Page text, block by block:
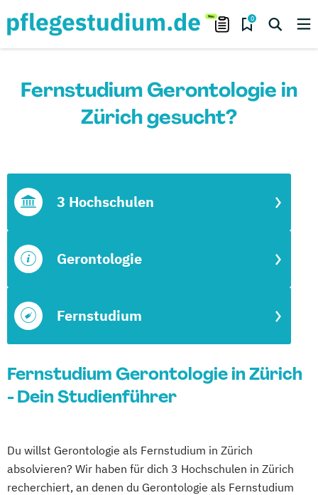
0
Fernstudium Gerontologie in
Zürich gesucht?
Fernstudium
Gerontologie
3 Hochschulen
Fernstudium Gerontologie in Zürich
- Dein Studienführer
Du willst Gerontologie als Fernstudium in Zürich
absolvieren? Wir haben für dich 3 Hochschulen in Zürich
recherchiert, an denen du Gerontologie als Fernstudium